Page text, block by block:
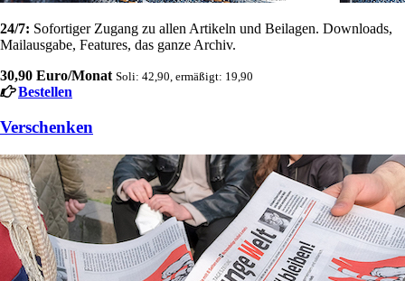
24/7: Sofortiger Zugang zu allen Artikeln und Beilagen. Downloads,
Mailausgabe, Features, das ganze Archiv.
30,90 Euro/Monat Soli: 42,90, ermäßigt: 19,90
Bestellen
Verschenken